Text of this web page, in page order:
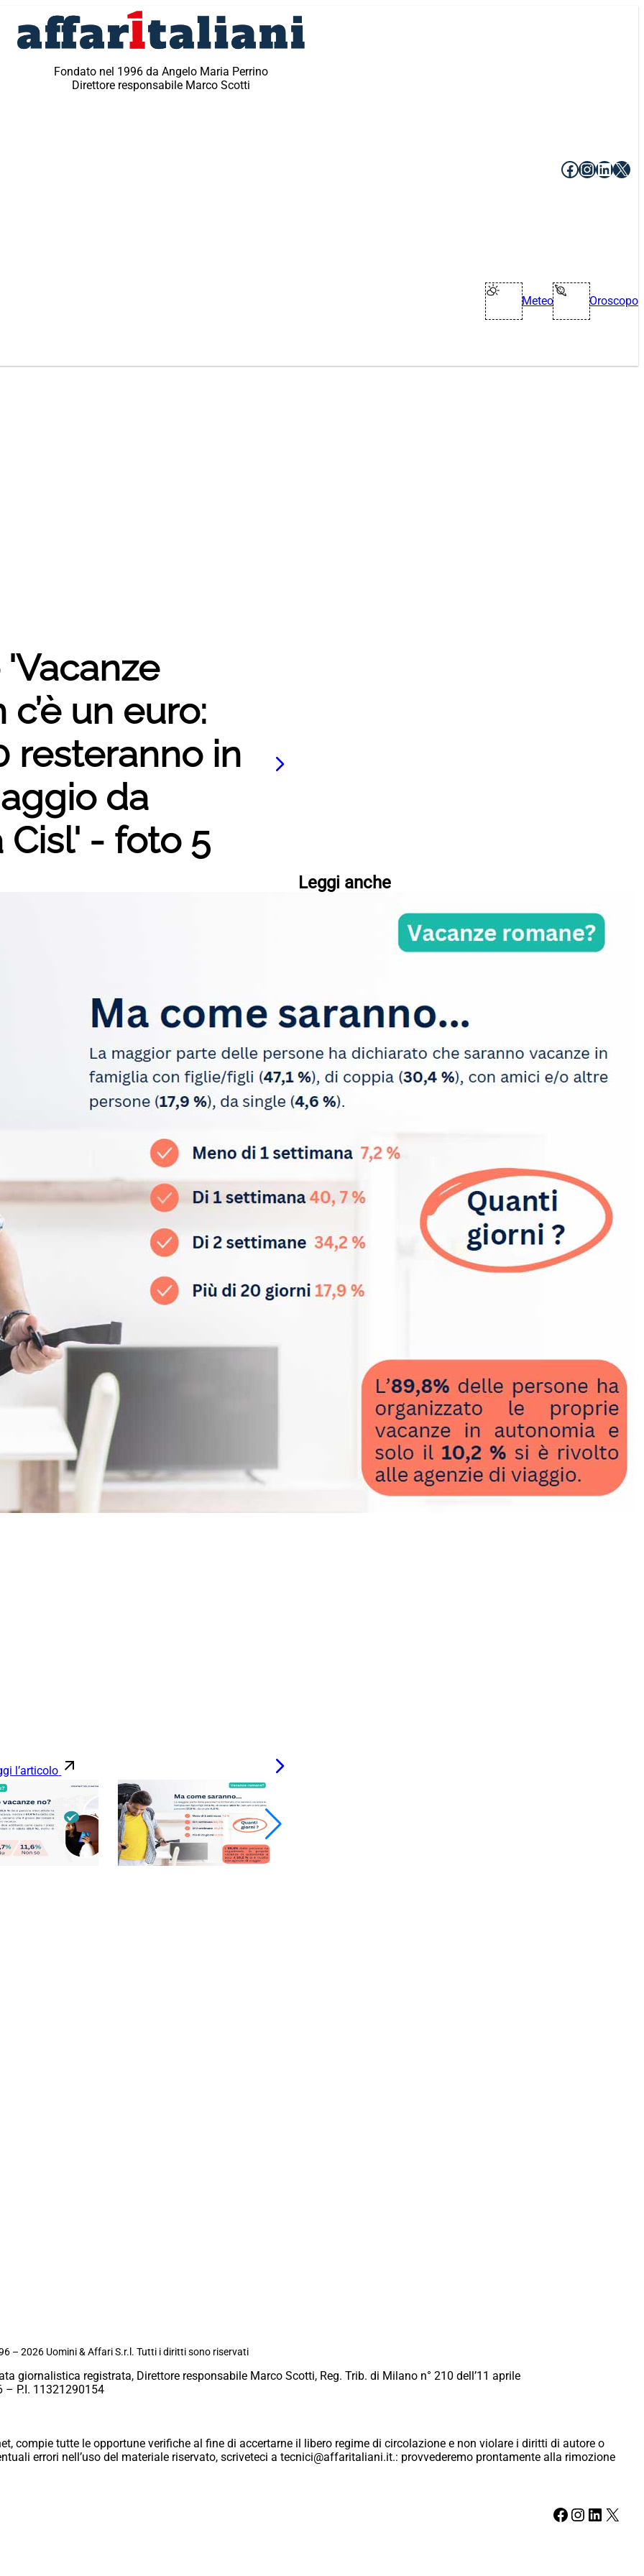
Fondato nel 1996 da Angelo Maria Perrino
Direttore responsabile Marco Scotti
Facebook
X
Meteo Oroscopo
un euro:
resteranno in
da
- foto 5
l’articolo
Leggi anche
Esodo estivo, per Anas nel
spostamenti sospeso 83% dei
Il sacro splendore delle creazioni
di Percossi Papi, dal laboratorio al
Pantheon ai set di Hollywood
climatica – VIDEO
Pininfarina rafforza il design con
Davide Amantea
– 2026 Uomini & Affari S.r.l. Tutti i diritti sono riservati
giornalistica registrata, Direttore responsabile Marco Scotti, Reg. Trib. di Milano n° 210 dell’11 aprile
– P.I. 11321290154
compie tutte le opportune verifiche al fine di accertarne il libero regime di circolazione e non violare i diritti di autore o
errori nell’uso del materiale riservato, scriveteci a tecnici@affaritaliani.it.: provvederemo prontamente alla rimozione
Facebook Instagram LinkedIn X